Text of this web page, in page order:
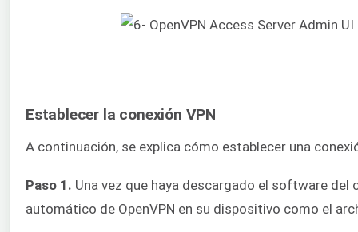
Establecer la conexión VPN
A continuación, se explica cómo establecer una
Paso 1. Una vez que haya descargado el software
automático de OpenVPN en su dispositivo como el